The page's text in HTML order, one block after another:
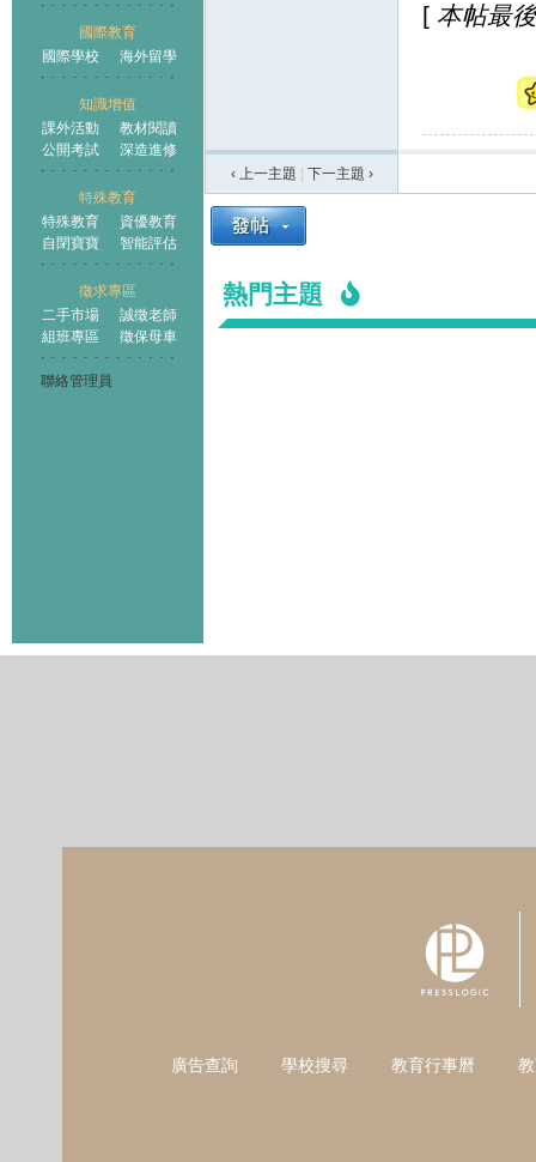
國際教育
國際學校
海外留學
知識增值
課外活動
教材閱讀
公開考試
深造進修
特殊教育
特殊教育
資優教育
自閉寶寶
智能評估
徵求專區
二手市場
誠徵老師
組班專區
徵保母車
聯絡管理員
[ 本帖最
‹ 上一主題 下一主題 ›
熱門主題
廣告查詢 學校搜尋 教育行事曆